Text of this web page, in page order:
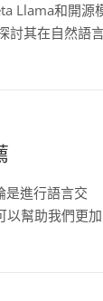
Llama和開源
討其在自然語
是進行語言交
以幫助我們更加